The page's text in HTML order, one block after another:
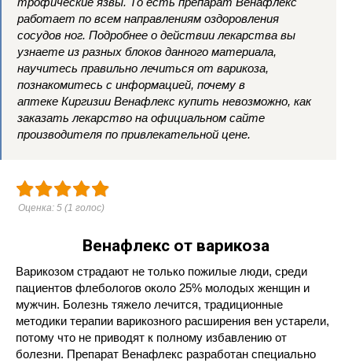
работает по всем направлениям оздоровления
сосудов ног. Подробнее о действии лекарства вы
узнаете из разных блоков данного материала,
научитесь правильно лечиться от варикоза,
познакомитесь с информацией, почему в
аптеке Киргизии Венафлекс купить невозможно, как
заказать лекарство на официальном сайте
производителя по привлекательной цене.
Оценка: 5 (1 голос)
Венафлекс от варикоза
Варикозом страдают не только пожилые люди, среди
пациентов флебологов около 25% молодых женщин и
мужчин. Болезнь тяжело лечится, традиционные
методики терапии варикозного расширения вен устарели,
потому что не приводят к полному избавлению от
болезни. Препарат Венафлекс разработан специально